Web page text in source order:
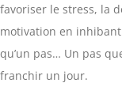
favoriser le stress, la
motivation en
qu’un pas… Un pas
franchir un jour.